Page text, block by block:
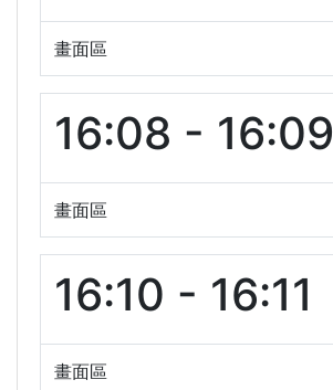
畫面區
16:08 - 16:09
畫面區
16:10 - 16:11
畫面區